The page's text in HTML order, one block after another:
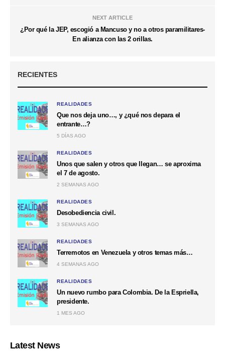
NEXT ARTICLE
¿Por qué la JEP, escogió a Mancuso y no a otros paramilitares-
En alianza con las 2 orillas.
RECIENTES
REALIDADES
Que nos deja uno…, y ¿qué nos depara el
entrante…?
5 DÍAS AGO
REALIDADES
Unos que salen y otros que llegan… se aproxima
el 7 de agosto.
2 SEMANAS AGO
REALIDADES
Desobediencia civil.
3 SEMANAS AGO
REALIDADES
Terremotos en Venezuela y otros temas más…
4 SEMANAS AGO
REALIDADES
Un nuevo rumbo para Colombia. De la Espriella,
presidente.
1 MES AGO
Latest News